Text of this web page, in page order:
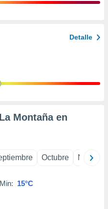
Detalle
Montaña en
Octubre
Min: 15°C